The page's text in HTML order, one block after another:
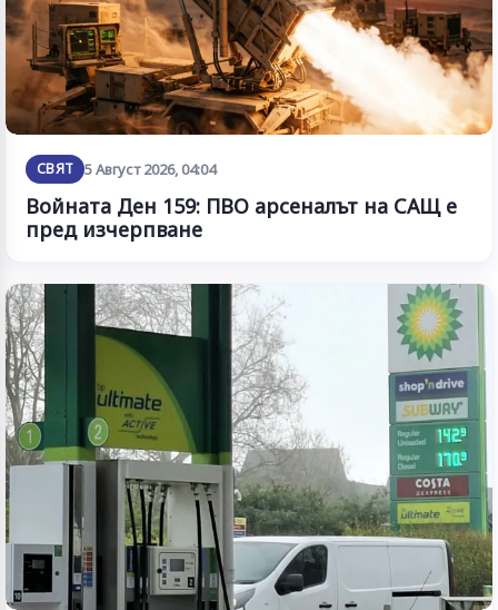
СВЯТ 5 Август 2026, 04:04
Войната Ден 159: ПВО арсеналът на САЩ е
пред изчерпване